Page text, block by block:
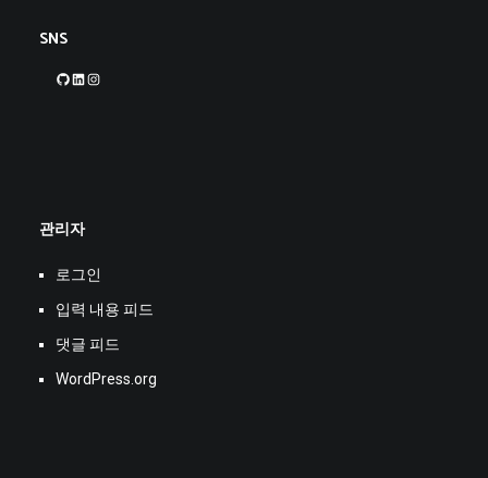
SNS
GitHubLinkedIn
관리자
로그인
입력 내용 피드
댓글 피드
WordPress.org